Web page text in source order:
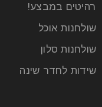
רהיטים במבצע!
שולחנות אוכל
שולחנות סלון
שידות לחדר שינה